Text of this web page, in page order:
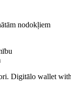
nodokļiem
Digitālo wallet